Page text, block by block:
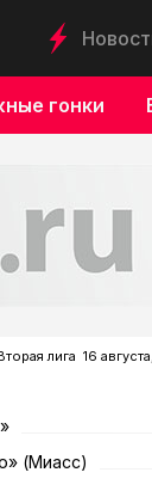
гонки
лига 16
(Миасс)